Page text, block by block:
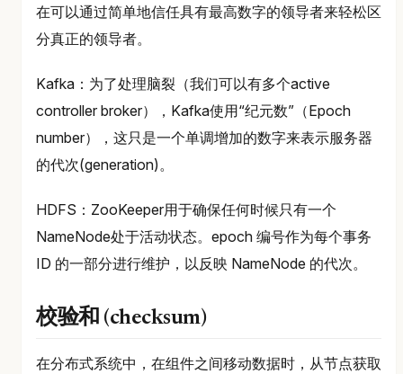
在可以通过简单地信任具有最高数字的领导者来轻松区
分真正的领导者。
Kafka：为了处理脑裂（我们可以有多个active
controller broker），Kafka使用“纪元数”（Epoch
number），这只是一个单调增加的数字来表示服务器
的代次(generation)。
HDFS：ZooKeeper用于确保任何时候只有一个
NameNode处于活动状态。epoch 编号作为每个事务
ID 的一部分进行维护，以反映 NameNode 的代次。
校验和 (checksum)
在分布式系统中，在组件之间移动数据时，从节点获取